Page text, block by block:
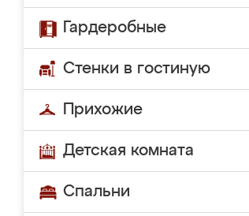
Гардеробные
Стенки в гостиную
Прихожие
Детская комната
Спальни